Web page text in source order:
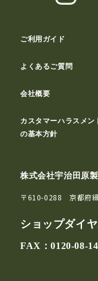
ご利用ガイド
よくあるご質問
会社概要
カスタマーハラスメン
の基本方針
株式会社宇治田原
〒610-0288 京都府綴
ショップダイ
FAX：0120-08-